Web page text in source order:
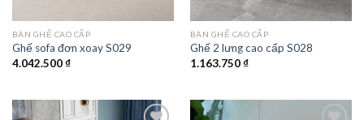
BÀN GHẾ CAO CẤP
Ghế sofa đơn xoay S029
4.042.500₫
BÀN GHẾ CAO CẤP
Ghế 2 lưng cao cấp S028
1.163.750₫